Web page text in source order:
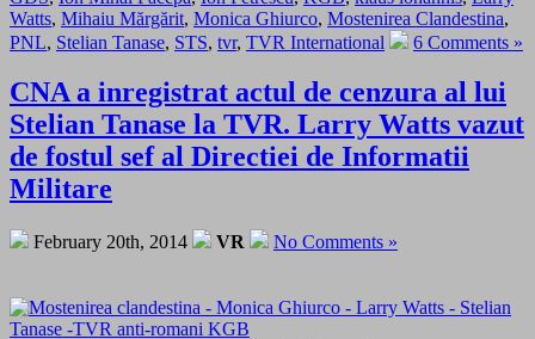
Watts, Mihaiu Mărgărit, Monica Ghiurco, Mostenirea Clandestina,
PNL, Stelian Tanase, STS, tvr, TVR International 6 Comments »
CNA a inregistrat actul de cenzura al lui
Stelian Tanase la TVR. Larry Watts vazut
de fostul sef al Directiei de Informatii
Militare
February 20th, 2014 VR No Comments »